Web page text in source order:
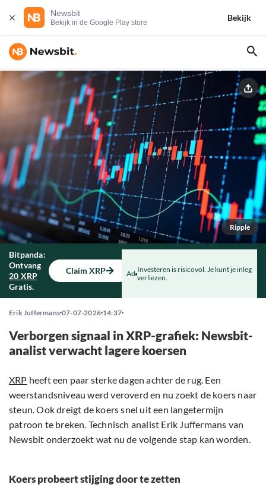
Newsbit
Bekijk in de Google Play store
Bekijk
Ripple
Bitpanda:
Ontvang
20 XRP
Gratis.
Claim XRP Ad Investeren is risicovol. Je kunt je inleg
verliezen.
Erik Juffermans 07-07-2026 14:37
Verborgen signaal in XRP-grafiek: Newsbit-
analist verwacht lagere koersen
XRP heeft een paar sterke dagen achter de rug. Een
weerstandsniveau werd veroverd en nu zoekt de koers naar
steun. Ook dreigt de koers snel uit een langetermijn
patroon te breken. Technisch analist Erik Juffermans van
Newsbit onderzoekt wat nu de volgende stap kan worden.
Koers probeert stijging door te zetten